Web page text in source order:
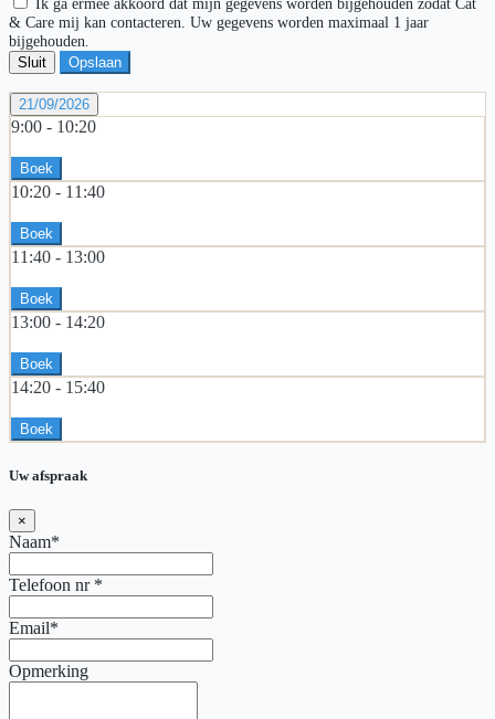
& Care mij kan contacteren. Uw gegevens worden maximaal 1 jaar
bijgehouden.
Sluit Opslaan
21/09/2026
9:00 - 10:20
Boek
10:20 - 11:40
Boek
11:40 - 13:00
Boek
13:00 - 14:20
Boek
14:20 - 15:40
Boek
Uw afspraak
×
Naam*
Telefoon nr *
Email*
Opmerking